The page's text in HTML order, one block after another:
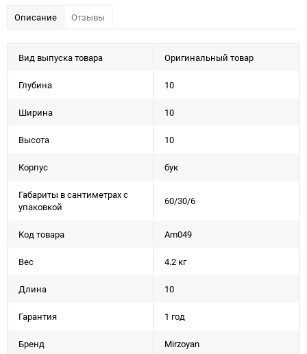
Описание Отзывы
Вид выпуска товара Оригинальный товар
Глубина 10
Ширина 10
Высота 10
Корпус бук
Габариты в сантиметрах с
упаковкой
60/30/6
Код товара Am049
Вес 4.2 кг
Длина 10
Гарантия 1 год
Бренд Mirzoyan